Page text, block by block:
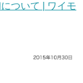
ついて | ワイモ